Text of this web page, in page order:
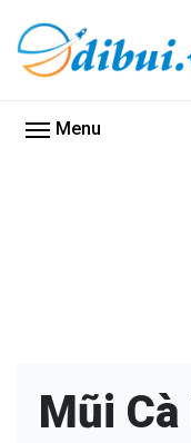
Menu
Mũi Cà